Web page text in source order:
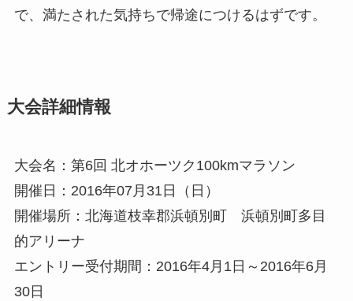
で、満たされた気持ちで帰途につけるはずです。
大会詳細情報
大会名：第6回 北オホーツク100kmマラソン
開催日：2016年07月31日（日）
開催場所：北海道枝幸郡浜頓別町 浜頓別町多目
的アリーナ
エントリー受付期間：2016年4月1日～2016年6月
30日